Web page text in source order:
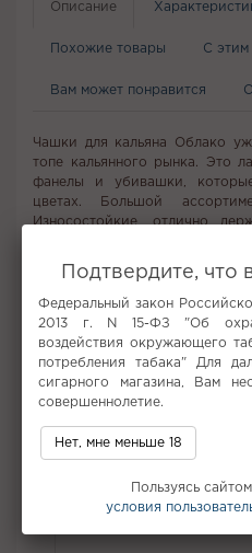
Описание
Похожие товары С этим
Вам может понравится
Чашки для кальяна Облако
топе кальянного рынка. Это
фанелы и убивашки,
цветах. Большой
Износостойкие, отлично
Не забудьте купить
Табак
Подтвердите, что
Федеральный закон
2013 г. N 15-ФЗ "Об
воздействия окружающего
потребления табака" Для
сигарного магазина, Вам
совершеннолетие.
Нет, мне меньше 18
Пользуясь
условия